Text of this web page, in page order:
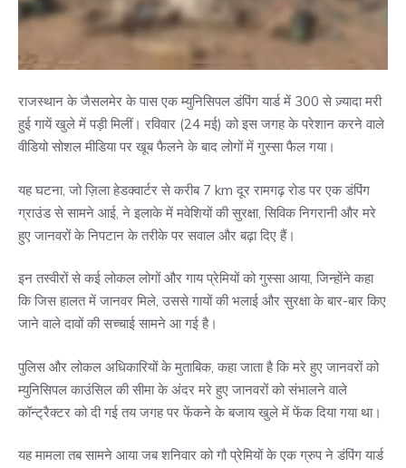
राजस्थान के जैसलमेर के पास एक म्युनिसिपल डंपिंग यार्ड में 300 से ज़्यादा मरी
हुई गायें खुले में पड़ी मिलीं। रविवार (24 मई) को इस जगह के परेशान करने वाले
वीडियो सोशल मीडिया पर खूब फैलने के बाद लोगों में गुस्सा फैल गया।
यह घटना, जो ज़िला हेडक्वार्टर से करीब 7 km दूर रामगढ़ रोड पर एक डंपिंग
ग्राउंड से सामने आई, ने इलाके में मवेशियों की सुरक्षा, सिविक निगरानी और मरे
हुए जानवरों के निपटान के तरीके पर सवाल और बढ़ा दिए हैं।
इन तस्वीरों से कई लोकल लोगों और गाय प्रेमियों को गुस्सा आया, जिन्होंने कहा
कि जिस हालत में जानवर मिले, उससे गायों की भलाई और सुरक्षा के बार-बार किए
जाने वाले दावों की सच्चाई सामने आ गई है।
पुलिस और लोकल अधिकारियों के मुताबिक, कहा जाता है कि मरे हुए जानवरों को
म्युनिसिपल काउंसिल की सीमा के अंदर मरे हुए जानवरों को संभालने वाले
कॉन्ट्रैक्टर को दी गई तय जगह पर फेंकने के बजाय खुले में फेंक दिया गया था।
यह मामला तब सामने आया जब शनिवार को गौ प्रेमियों के एक ग्रुप ने डंपिंग यार्ड